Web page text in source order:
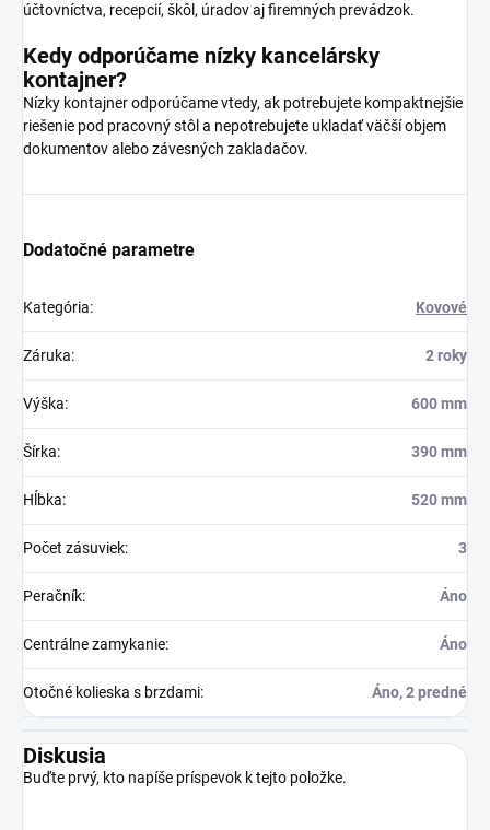
účtovníctva, recepcií, škôl, úradov aj firemných prevádzok.
Kedy odporúčame nízky kancelársky
kontajner?
Nízky kontajner odporúčame vtedy, ak potrebujete kompaktnejšie
riešenie pod pracovný stôl a nepotrebujete ukladať väčší objem
dokumentov alebo závesných zakladačov.
Dodatočné parametre
Kategória: Kovové
Záruka: 2 roky
Výška: 600 mm
Šírka: 390 mm
Hĺbka: 520 mm
Počet zásuviek: 3
Peračník: Áno
Centrálne zamykanie: Áno
Otočné kolieska s brzdami: Áno, 2 predné
Diskusia
Buďte prvý, kto napíše príspevok k tejto položke.